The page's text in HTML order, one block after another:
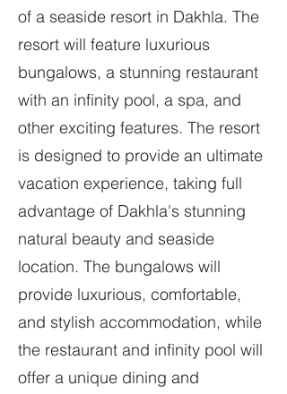
of a seaside resort in Dakhla. The
resort will feature luxurious
bungalows, a stunning restaurant
with an infinity pool, a spa, and
other exciting features. The resort
is designed to provide an ultimate
vacation experience, taking full
advantage of Dakhla's stunning
natural beauty and seaside
location. The bungalows will
provide luxurious, comfortable,
and stylish accommodation, while
the restaurant and infinity pool will
offer a unique dining and